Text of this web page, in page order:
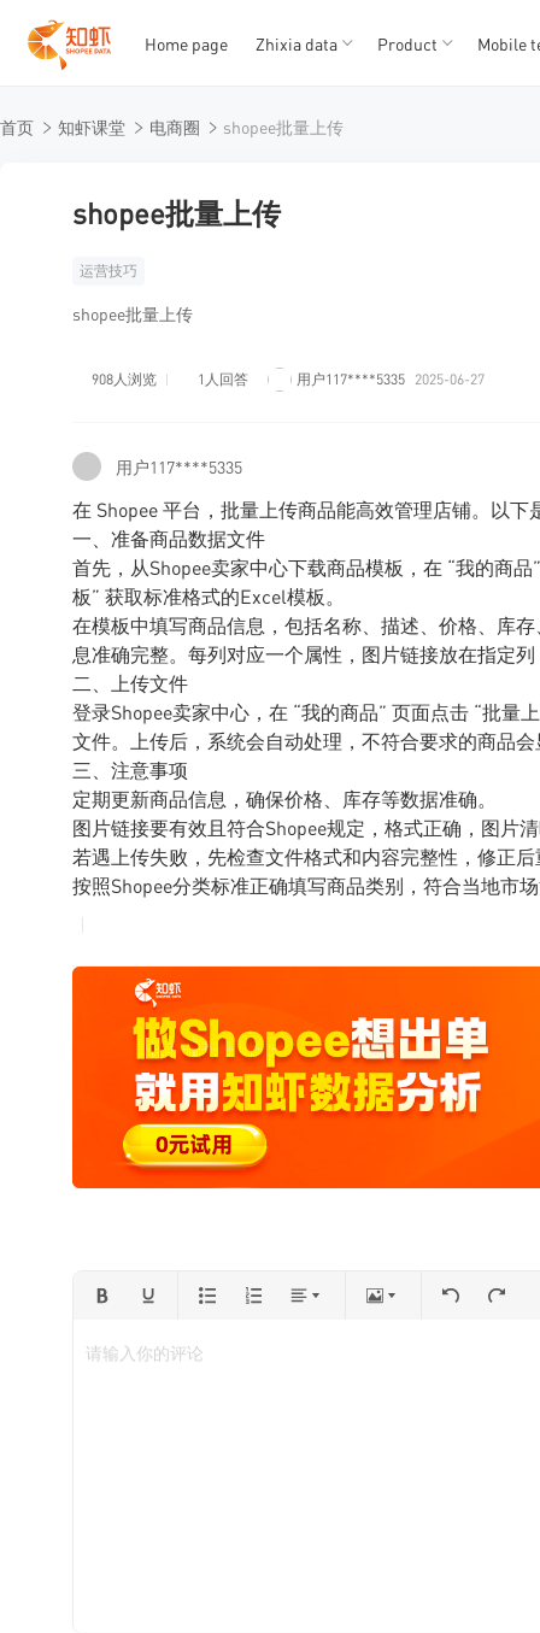
12345
Home page Zhixia data Product Mobile
首页 知虾课堂 电商圈 shopee批量上传
shopee批量上传
运营技巧
shopee批量上传
908人浏览 1人回答 用户117****5335 2025-06-27
用户117****5335
在 Shopee 平台，批量上传商品能高效管理店铺。以下
一、准备商品数据文件
首先，从Shopee卖家中心下载商品模板，在 “我的商
板” 获取标准格式的Excel模板。
在模板中填写商品信息，包括名称、描述、价格、库
息准确完整。每列对应一个属性，图片链接放在指定
二、上传文件
登录Shopee卖家中心，在 “我的商品” 页面点击 “批量
文件。上传后，系统会自动处理，不符合要求的商品
三、注意事项
定期更新商品信息，确保价格、库存等数据准确。
图片链接要有效且符合Shopee规定，格式正确，图片
若遇上传失败，先检查文件格式和内容完整性，修正
按照Shopee分类标准正确填写商品类别，符合当地市
请输入你的评论